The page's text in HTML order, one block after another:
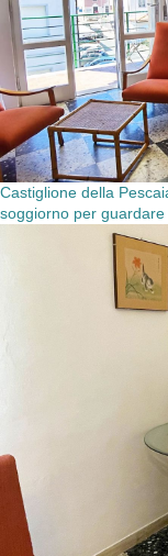
Castiglione della
soggiorno per